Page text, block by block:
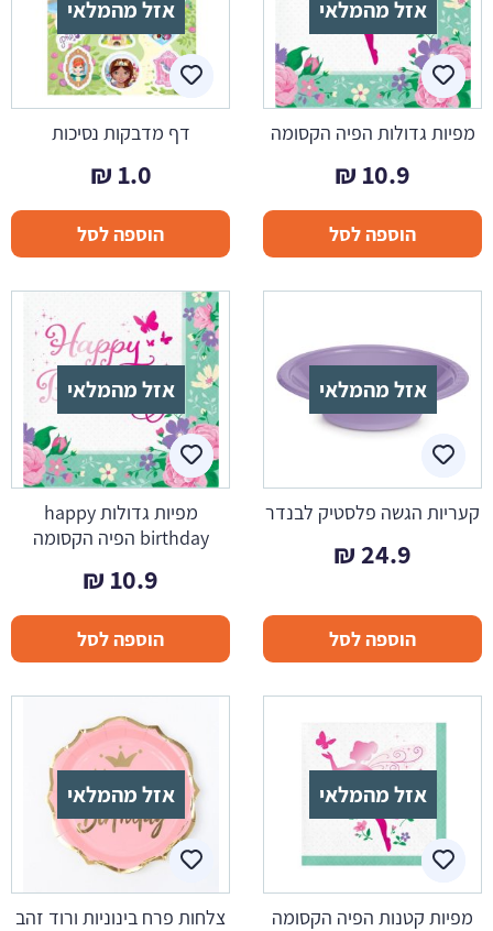
אזל מהמלאי
מפיות גדולות הפיה הקסומה
10.9
₪
הוספה לסל
אזל מהמלאי
דף מדבקות נסיכות
1.0
₪
הוספה לסל
אזל מהמלאי
קעריות הגשה פלסטיק לבנדר
24.9
₪
הוספה לסל
אזל מהמלאי
מפיות גדולות happy
birthday הפיה הקסומה
10.9
₪
הוספה לסל
אזל מהמלאי
מפיות קטנות הפיה הקסומה
אזל מהמלאי
צלחות פרח בינוניות ורוד זהב